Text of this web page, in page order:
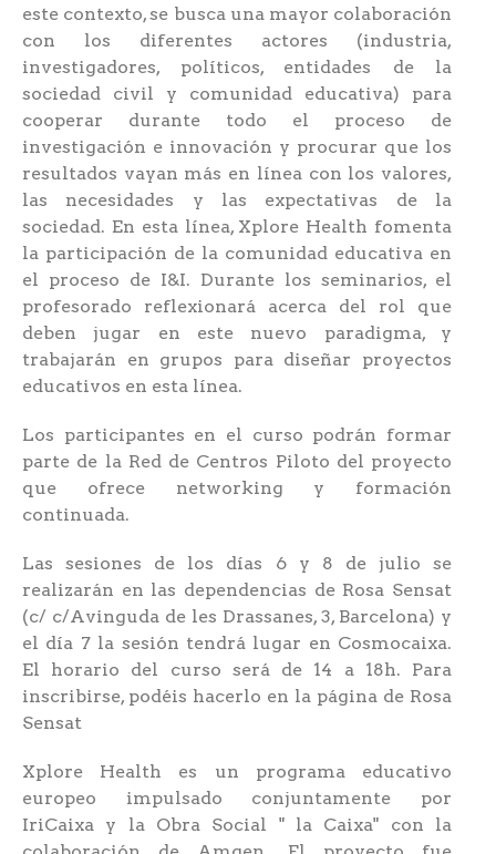
este contexto, se busca una mayor colaboración
con los diferentes actores (industria,
investigadores, políticos, entidades de la
sociedad civil y comunidad educativa) para
cooperar durante todo el proceso de
investigación e innovación y procurar que los
resultados vayan más en línea con los valores,
las necesidades y las expectativas de la
sociedad. En esta línea, Xplore Health fomenta
la participación de la comunidad educativa en
el proceso de I&I. Durante los seminarios, el
profesorado reflexionará acerca del rol que
deben jugar en este nuevo paradigma, y
trabajarán en grupos para diseñar proyectos
educativos en esta línea.
Los participantes en el curso podrán formar
parte de la Red de Centros Piloto del proyecto
que ofrece networking y formación
continuada.
Las sesiones de los días 6 y 8 de julio se
realizarán en las dependencias de Rosa Sensat
(c/ c/Avinguda de les Drassanes, 3, Barcelona) y
el día 7 la sesión tendrá lugar en Cosmocaixa.
El horario del curso será de 14 a 18h. Para
inscribirse, podéis hacerlo en la página de Rosa
Sensat
Xplore Health es un programa educativo
europeo impulsado conjuntamente por
IriCaixa y la Obra Social " la Caixa" con la